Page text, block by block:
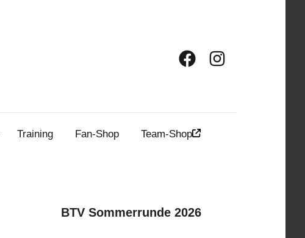
FacebookInstagram
Training Fan-Shop Team-Shop
BTV Sommerrunde 2026